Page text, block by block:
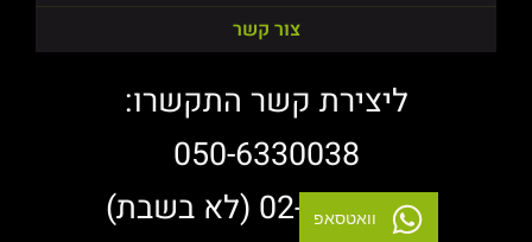
צור קשר
ליצירת קשר התקשרו:
050-6330038
02-3783838 (לא בשבת)
וואטסאפ